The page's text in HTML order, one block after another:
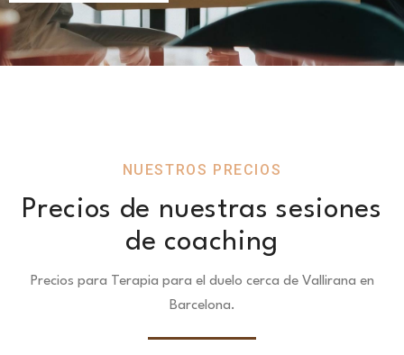
NUESTROS PRECIOS
Precios de nuestras sesiones
de coaching
Precios para Terapia para el duelo cerca de Vallirana en
Barcelona.